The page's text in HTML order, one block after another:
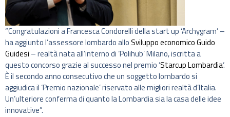
“Congratulazioni a Francesca Condorelli della start up ‘Archygram’ –
ha aggiunto l’assessore lombardo alloSviluppo economicoGuido
Guidesi – realtà nata all’interno di ‘Polihub’ Milano, iscritta a
questo concorso grazie al successo nel premio ‘Starcup Lombardia‘.
È il secondo anno consecutivo che un soggetto lombardo si
aggiudica il ‘Premio nazionale’ riservato alle migliori realtà d’Italia.
Un’ulteriore conferma di quanto la Lombardia sia la casa delle idee
innovative”.